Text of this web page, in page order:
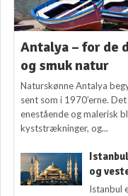
Antalya – for de
og smuk natur
Naturskønne Antalya
sent som i 1970’erne.
enestående og malerisk
kyststrækninger, og...
og
Istanbul